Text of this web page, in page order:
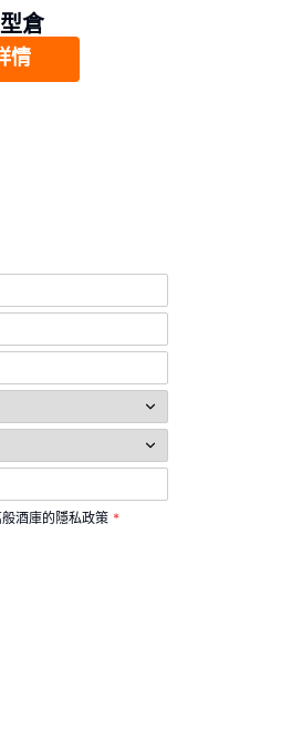
倉
情
酒庫的隱私政策 *